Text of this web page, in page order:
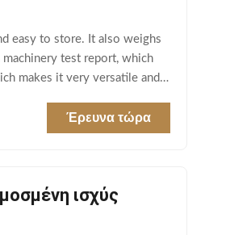
easy to store. It also weighs
test report, which
makes it very versatile and
Έρευνα τώρα
ισχύς